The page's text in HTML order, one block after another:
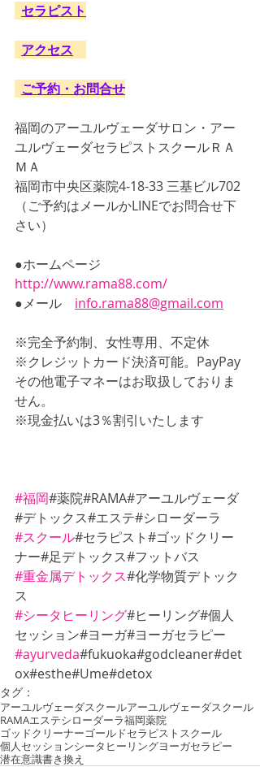
セラピスト
アクセス
ご予約・お問合せ
福岡のアーユルヴェーダサロン・アー
ユルヴェーダセラピストスクールＲＡ
ＭＡ
福岡市中央区薬院4-18-33 三基ビル702
（ご予約はメールかLINEでお問合せ下
さい）
●ホームページ
http://www.rama88.com/
●メール info.rama88@gmail.com
※完全予約制、女性専用、不定休
※クレジットカード決済可能。PayPay
その他電子マネーはお取扱しておりま
せん。
※現金払いは3％割引いたします
#福岡#薬院#RAMA#アーユルヴェーダ
#デトックス#エステ#シローダーラ
#スクール#セラピスト#ゴッドクリー
ナー#足デトックス#フットバス
#重金属デトックス#化学物質デトック
ス
#シータヒーリング#ヒーリング#個人
セッション#ヨーガ#ヨーガセラピー
#ayurveda#fukuoka#godcleaner#det
ox#esthe#Ume#detox
タグ：
アーユルヴェーダスクールアーユルヴェーダスクール
RAMAエステシローダーラ福岡薬院
ゴッドクリーナーゴールドセラピストスクール
個人セッションシータヒーリングヨーガセラピー
潜在意識書き換え